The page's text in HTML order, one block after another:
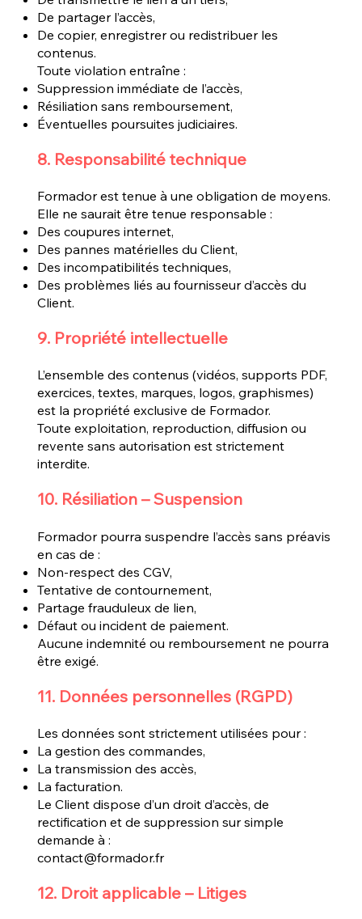
De partager l’accès,
De copier, enregistrer ou redistribuer les
contenus.
Toute violation entraîne :
Suppression immédiate de l’accès,
Résiliation sans remboursement,
Éventuelles poursuites judiciaires.
8. Responsabilité technique
Formador est tenue à une obligation de moyens.
Elle ne saurait être tenue responsable :
Des coupures internet,
Des pannes matérielles du Client,
Des incompatibilités techniques,
Des problèmes liés au fournisseur d’accès du
Client.
9. Propriété intellectuelle
L’ensemble des contenus (vidéos, supports PDF,
exercices, textes, marques, logos, graphismes)
est la propriété exclusive de Formador.
Toute exploitation, reproduction, diffusion ou
revente sans autorisation est strictement
interdite.
10. Résiliation – Suspension
Formador pourra suspendre l’accès sans préavis
en cas de :
Non-respect des CGV,
Tentative de contournement,
Partage frauduleux de lien,
Défaut ou incident de paiement.
Aucune indemnité ou remboursement ne pourra
être exigé.
11. Données personnelles (RGPD)
Les données sont strictement utilisées pour :
La gestion des commandes,
La transmission des accès,
La facturation.
Le Client dispose d’un droit d’accès, de
rectification et de suppression sur simple
demande à :
contact@formador.fr
12. Droit applicable – Litiges